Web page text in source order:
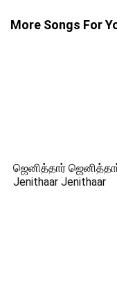
More Songs For
ஜெனித்தார்
Jenithaar Jenithaar